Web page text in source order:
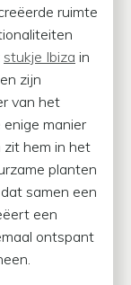
ruimte
stukje Ibiza in
zijn
van het
manier
zit hem in het
planten
samen een
een
ontspant